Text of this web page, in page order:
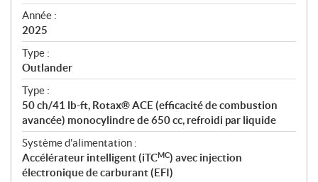
f
i
c
a
t
i
o
n
s
Année :
2025
Type :
Outlander
Type :
50 ch/41 lb-ft, Rotax® ACE (efficacité de combustion
avancée) monocylindre de 650 cc, refroidi par liquide
Système d'alimentation :
Accélérateur intelligent (iTCMC) avec injection
électronique de carburant (EFI)